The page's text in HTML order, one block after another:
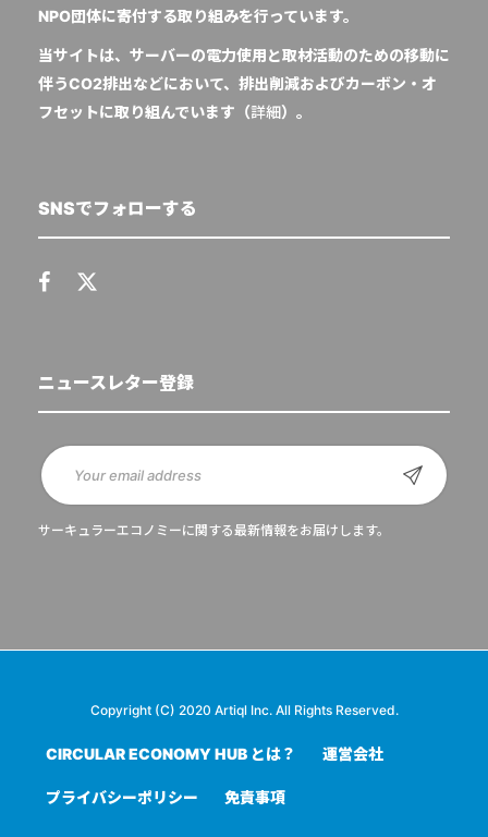
NPO団体に寄付する取り組みを行っています。
当サイトは、サーバーの電力使用と取材活動のための移動に
伴うCO2排出などにおいて、排出削減およびカーボン・オ
フセットに取り組んでいます（詳細）。
SNSでフォローする
ニュースレター登録
サーキュラーエコノミーに関する最新情報をお届けします。
Copyright (C) 2020 Artiql Inc. All Rights Reserved.
CIRCULAR ECONOMY HUB とは？ 運営会社
プライバシーポリシー 免責事項